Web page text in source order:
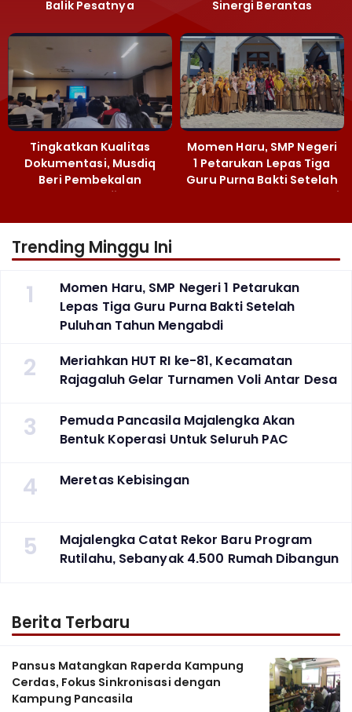
Balik Pesatnya
Majalengka
Sinergi Berantas
Narkoba
Tingkatkan Kualitas
Dokumentasi, Musdiq
Beri Pembekalan
Fotografi ‎
Momen Haru, SMP Negeri
1 Petarukan Lepas Tiga
Guru Purna Bakti Setelah
Puluhan Tahun Mengabdi
Trending Minggu Ini
1
Momen Haru, SMP Negeri 1 Petarukan
Lepas Tiga Guru Purna Bakti Setelah
Puluhan Tahun Mengabdi
2
Meriahkan HUT RI ke-81, Kecamatan
Rajagaluh Gelar Turnamen Voli Antar Desa
3
Pemuda Pancasila Majalengka Akan
Bentuk Koperasi Untuk Seluruh PAC
4 Meretas Kebisingan
5
Majalengka Catat Rekor Baru Program
Rutilahu, Sebanyak 4.500 Rumah Dibangun
Berita Terbaru
Pansus Matangkan Raperda Kampung
Cerdas, Fokus Sinkronisasi dengan
Kampung Pancasila